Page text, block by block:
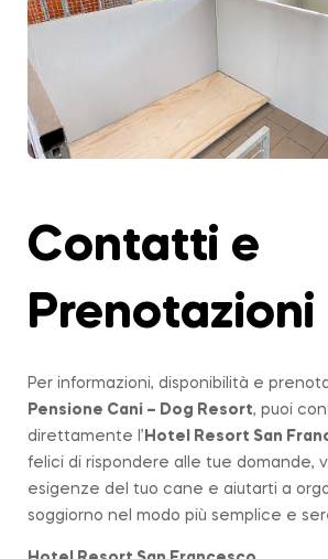
Contatti e
Prenotazioni
Per informazioni, disponibilità e
Pensione Cani – Dog Resort, puoi
direttamente l’ Hotel Resort San
felici di rispondere alle tue domande,
esigenze del tuo cane e aiutarti a
soggiorno nel modo più semplice e